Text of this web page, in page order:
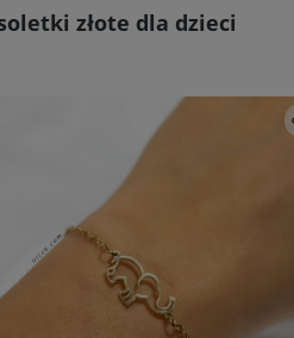
złote dla dzieci